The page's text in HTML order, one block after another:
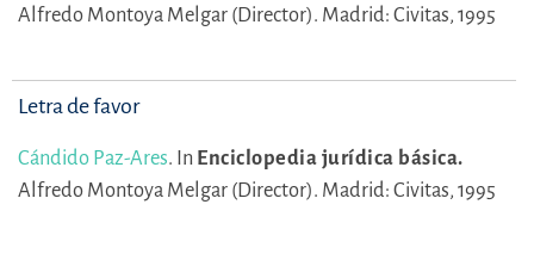
Alfredo Montoya Melgar (Director). Madrid: Civitas, 1995
Letra de favor
Cándido Paz-Ares. In Enciclopedia jurídica básica.
Alfredo Montoya Melgar (Director). Madrid: Civitas, 1995